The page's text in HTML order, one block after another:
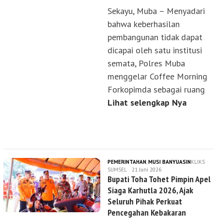
Sekayu, Muba – Menyadari
bahwa keberhasilan
pembangunan tidak dapat
dicapai oleh satu institusi
semata, Polres Muba
menggelar Coffee Morning
Forkopimda sebagai ruang
Lihat selengkap Nya
PEMERINTAHAN,MUSI BANYUASINKLIKS
SUMSEL
21 Juni 2026
Bupati Toha Tohet Pimpin Apel
Siaga Karhutla 2026, Ajak
Seluruh Pihak Perkuat
Pencegahan Kebakaran